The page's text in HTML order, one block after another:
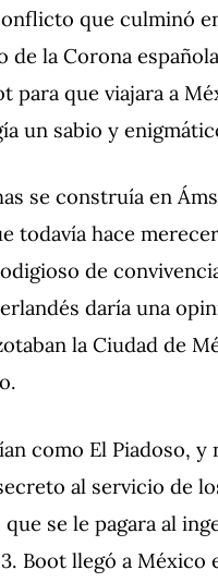
que culminó
de la Corona
para que viajara a
un sabio y
se construía en
todavía hace
de
daría una
la Ciudad de
como El Piadoso,
al servicio de
se le pagara al
Boot llegó a México